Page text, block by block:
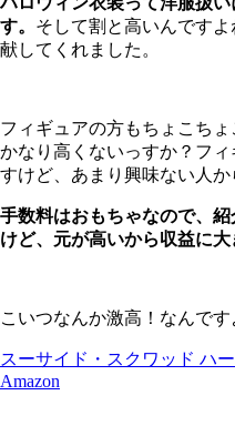
す。 そして割と高いんです
献してくれました。
フィギュアの方もちょこち
かなり高くないっすか？フ
すけど、あまり興味ない人か
手数料はおもちゃなので、
けど、元が高いから収益に
こいつなんか激高！なんです
スーサイド・スクワッド ハ
Amazon